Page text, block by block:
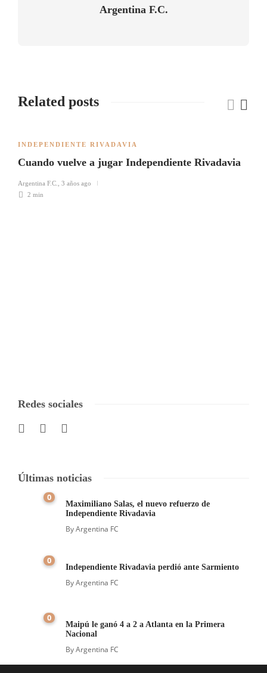
Argentina F.C.
Related posts
INDEPENDIENTE RIVADAVIA
Cuando vuelve a jugar Independiente Rivadavia
Argentina F.C.
3 años ago
2 min
Redes sociales
Últimas noticias
0
Maximiliano Salas, el nuevo refuerzo de
Independiente Rivadavia
ByArgentina FC
0
Independiente Rivadavia perdió ante Sarmiento
ByArgentina FC
0
Maipú le ganó 4 a 2 a Atlanta en la Primera
Nacional
ByArgentina FC